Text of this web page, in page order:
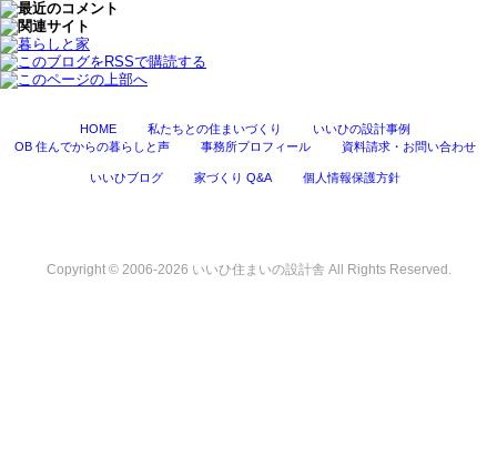
HOME 私たちとの住まいづくり
いいひの設計事例
OB 住んでからの暮らしと声
事務所プロフィール 資料請求・お問い合わせ
いいひブログ 家づくり Q&A 個人情報保護方針
Copyright © 2006-2026 いいひ住まいの設計舎 All Rights Reserved.